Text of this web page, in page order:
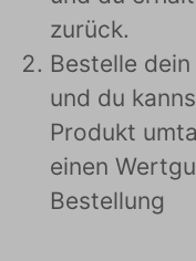
zurück.
Bestelle
und du
Produkt
einen
Bestellung